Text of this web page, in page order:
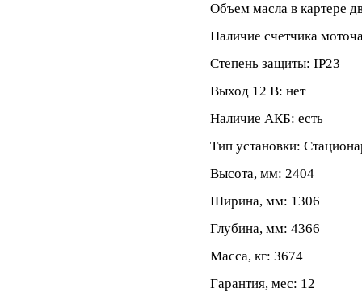
Объем масла в картере
Наличие счетчика
Степень защиты: IP23
Выход 12 В: нет
Наличие АКБ: есть
Тип установки:
Высота, мм: 2404
Ширина, мм: 1306
Глубина, мм: 4366
Масса, кг: 3674
Гарантия, мес: 12